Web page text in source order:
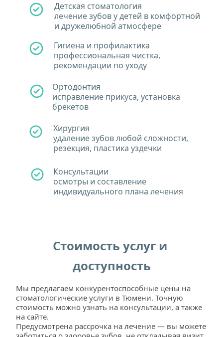
Гигиена и профилактика
профессиональная чистка,
рекомендации по уходу
Хирургия
удаление зубов любой сложности,
резекция, пластика уздечки
Ортодонтия
исправление прикуса, установка
брекетов
Детская стоматология
лечение зубов у детей в комфортной
и дружелюбной атмосфере
Консультации
осмотры и составление
индивидуального плана лечения
Стоимость услуг и
доступность
Мы предлагаем конкурентоспособные цены на
стоматологические услуги в Тюмени. Точную
стоимость можно узнать на консультации, а также
на сайте.
Предусмотрена рассрочка на лечение — вы можете